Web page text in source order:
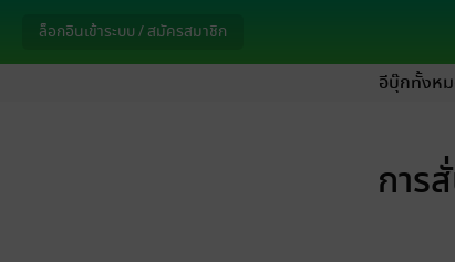
ล็อกอินเข้าระบบ / สมัครสมาชิก
อีบุ๊กทั้งห
การ